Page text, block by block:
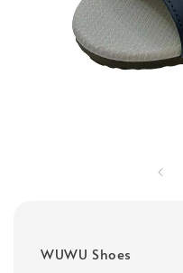
WUWU Shoes